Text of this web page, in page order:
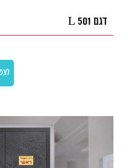
דגם L 501